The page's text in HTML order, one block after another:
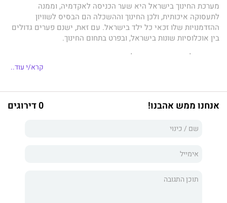
מערכת החינוך בישראל היא שער הכניסה לאקדמיה, וממנה
לתעסוקה איכותית, ולכן החינוך וההשכלה הם הבסיס לשוויון
ההזדמנויות שלו זכאי כל ילד בישראל. עם זאת, ישנם פערים גדולים
בין אוכלוסיות שונות בישראל, ובפרט בתחום החינוך.
הספר שלפניכם, המבוסס על מחקר איכותני וכמותני רחב היקף, סוקר
את התפתחות מערכת החינוך הישראלית ומתמקד בשינויים שחלו
הסטודנטים הדרוזים באקדמיה ועל היבטים שעדיין טעונים שיפור.
מנהלים ומפקחים ביחס לשאלה העיקרית העומדת בבסיס המחקר
קרא/י עוד..
אנחנו ממש אהבנו! 0 דירוגים